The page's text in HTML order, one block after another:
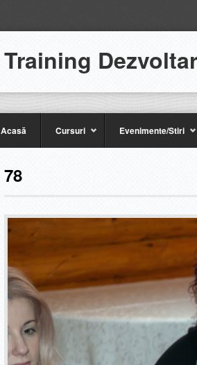
Training
Acasă Cursuri Evenimente/Stiri
78